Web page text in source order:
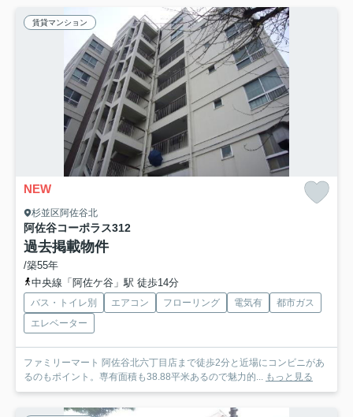
賃貸マンション
NEW
杉並区阿佐谷北
阿佐谷コーポラス312
過去掲載物件
/築55年
中央線「阿佐ケ谷」駅 徒歩14分
バス・トイレ別 エアコン フローリング 電気有
都市ガス
エレベーター
ファミリーマート 阿佐谷北六丁目店まで徒歩2分と近場にコンビニがあ
るのもポイント。専有面積も38.88平米あるので魅力的...
もっと見る